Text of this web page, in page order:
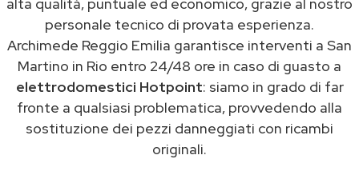
personale tecnico di provata esperienza.
Archimede Reggio Emilia garantisce interventi a San
Martino in Rio entro 24/48 ore in caso di guasto a
elettrodomestici Hotpoint: siamo in grado di far
fronte a qualsiasi problematica, provvedendo alla
sostituzione dei pezzi danneggiati con ricambi
originali.